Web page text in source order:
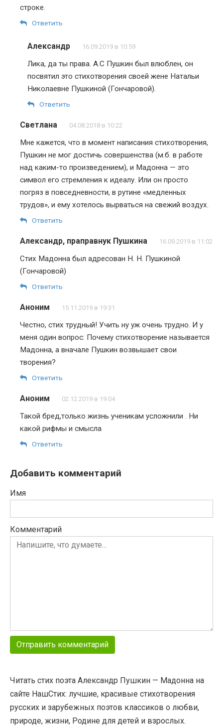
строке.
Ответить
Александр 16.09.2019 в 10:59
Лика, да ты права. А.С Пушкин был влюблен, он
посвятил это стихотворения своей жене Натальи
Николаевне Пушкиной (Гончаровой).
Ответить
Светлана 04.08.2018 в 10:22
Мне кажется, что в момент написания стихотворения,
Пушкин не мог достичь совершенства (м.б. в работе
над каким-то произведением), и Мадонна — это
символ его стремления к идеалу. Или он просто
погряз в повседневности, в рутине «медленных
трудов», и ему хотелось вырваться на свежий воздух.
Ответить
Александр, праправнук Пушкина 16.09.2019 в 11:02
Стих Мадонна был адресован Н. Н. Пушкиной
(Гончаровой)
Ответить
Аноним 15.11.2019 в 19:31
Честно, стих трудный! Учить ну уж очень трудно. И у
меня один вопрос: Почему стихотворение называется
Мадонна, а вначале Пушкин возвышает свои
творения?
Ответить
Аноним 02.12.2019 в 19:04
Такой бред,только жизнь ученикам усложнили . Ни
какой рифмы и смысла
Ответить
Добавить комментарий
Имя
Комментарий
Читать стих поэта Александр Пушкин — Мадонна на
сайте НашСтих: лучшие, красивые стихотворения
русских и зарубежных поэтов классиков о любви,
природе, жизни, Родине для детей и взрослых.